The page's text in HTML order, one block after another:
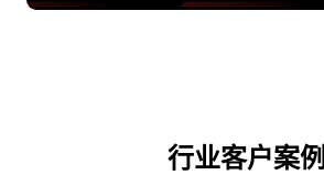
行业客户案例